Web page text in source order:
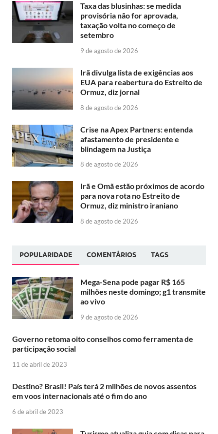
Taxa das blusinhas: se medida
provisória não for aprovada,
taxação volta no começo de
setembro
9 de agosto de 2026
Irã divulga lista de exigências aos
EUA para reabertura do Estreito de
Ormuz, diz jornal
8 de agosto de 2026
Crise na Apex Partners: entenda
afastamento de presidente e
blindagem na Justiça
8 de agosto de 2026
Irã e Omã estão próximos de acordo
para nova rota no Estreito de
Ormuz, diz ministro iraniano
8 de agosto de 2026
POPULARIDADE COMENTÁRIOS TAGS
Mega-Sena pode pagar R$ 165
milhões neste domingo; g1 transmite
ao vivo
9 de agosto de 2026
Governo retoma oito conselhos como ferramenta de
participação social
11 de abril de 2023
Destino? Brasil! País terá 2 milhões de novos assentos
em voos internacionais até o fim do ano
6 de abril de 2023